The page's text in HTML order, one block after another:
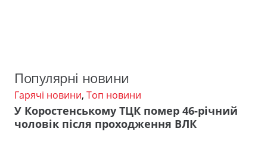
Популярні новини
Гарячі новини, Топ новини
У Коростенському ТЦК помер 46-річний
чоловік після проходження ВЛК